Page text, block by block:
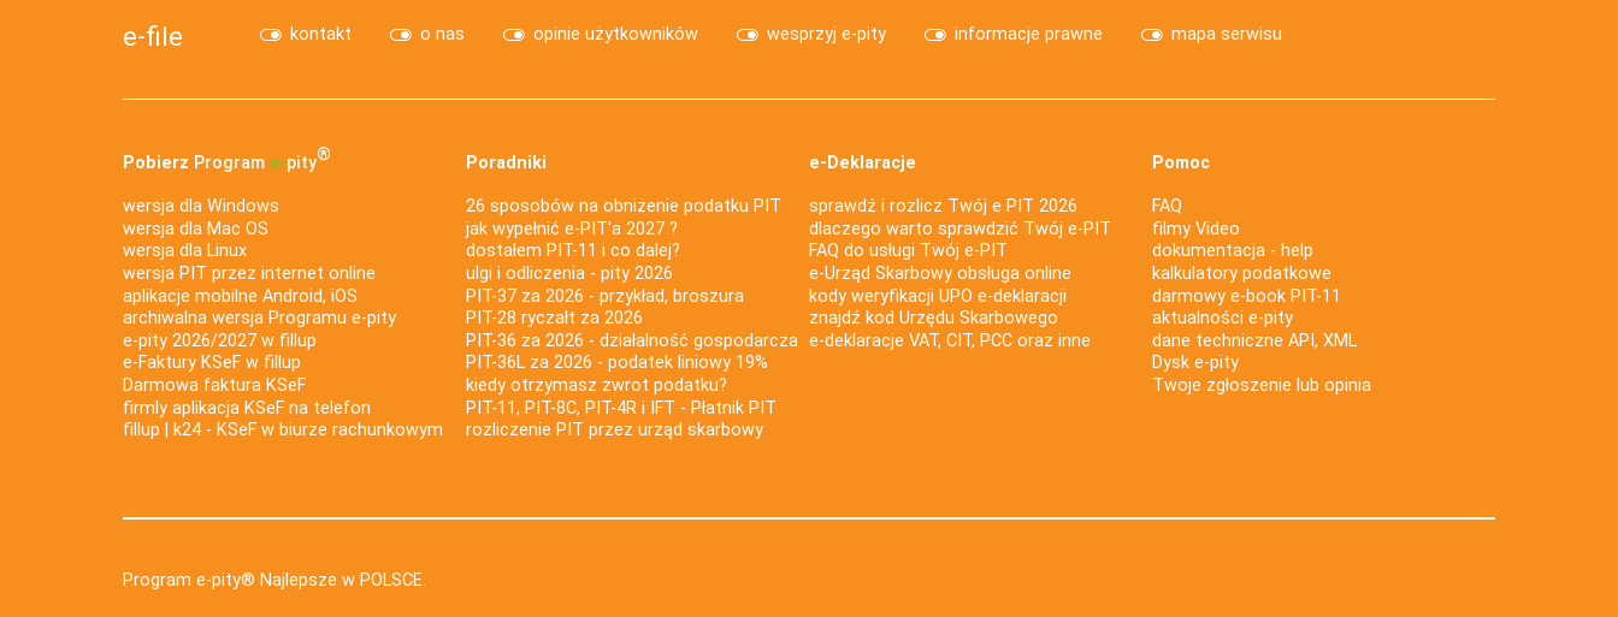
e-file kontakt o nas opinie użytkowników wesprzyj e-pity informacje prawne mapa serwisu
Pobierz Program e‑pity®
wersja dla Windows
wersja dla Mac OS
wersja dla Linux
wersja PIT przez internet online
aplikacje mobilne Android, iOS
archiwalna wersja Programu e-pity
e-pity 2026/2027 w fillup
e‑Faktury KSeF w fillup
Darmowa faktura KSeF
firmly aplikacja KSeF na telefon
fillup | k24 - KSeF w biurze rachunkowym
Poradniki
26 sposobów na obniżenie podatku PIT
jak wypełnić e-PIT'a 2027 ?
dostałem PIT-11 i co dalej?
ulgi i odliczenia - pity 2026
PIT-37 za 2026 - przykład, broszura
PIT-28 ryczałt za 2026
PIT-36 za 2026 - działalność gospodarcza
PIT-36L za 2026 - podatek liniowy 19%
kiedy otrzymasz zwrot podatku?
PIT-11, PIT-8C, PIT-4R i IFT - Płatnik PIT
rozliczenie PIT przez urząd skarbowy
e-Deklaracje
sprawdź i rozlicz Twój e PIT 2026
dlaczego warto sprawdzić Twój e-PIT
FAQ do usługi Twój e-PIT
e-Urząd Skarbowy obsługa online
kody weryfikacji UPO e-deklaracji
znajdź kod Urzędu Skarbowego
e-deklaracje VAT, CIT, PCC oraz inne
Pomoc
FAQ
filmy Video
dokumentacja - help
kalkulatory podatkowe
darmowy e-book PIT-11
aktualności e-pity
dane techniczne API, XML
Dysk e-pity
Twoje zgłoszenie lub opinia
Program e-pity® Najlepsze w POLSCE.